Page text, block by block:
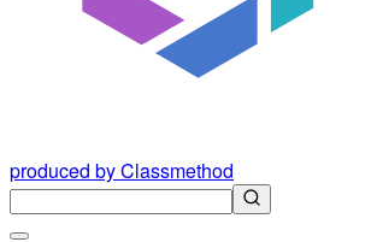
produced by Classmethod